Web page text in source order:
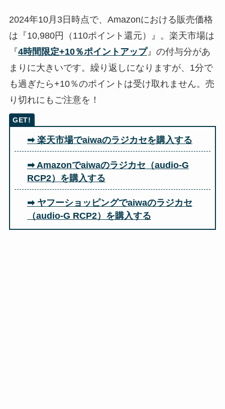
2024年10月3日時点で、Amazonにおける販売価格
は『10,980円（110ポイント還元）』。楽天市場は
『4時間限定+10％ポイントアップ』の付与分があ
まりに大きいです。繰り返しになりますが、1分で
も過ぎたら+10％のポイントは受け取れません。売
り切れにもご注意を！
➡ 楽天市場でaiwaのラジカセを購入する
➡ Amazonでaiwaのラジカセ（audio-G
RCP2）を購入する
➡ ヤフーショッピングでaiwaのラジカセ
（audio-G RCP2）を購入する